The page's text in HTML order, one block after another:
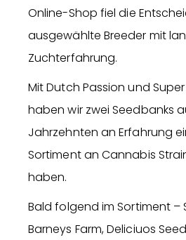
Online-Shop fiel die
ausgewählte Breeder mit
Zuchterfahrung.
Mit Dutch Passion und
haben wir zwei Seedbanks
Jahrzehnten an Erfahrung
Sortiment an Cannabis
haben.
Bald folgend im Sortiment –
Barneys Farm, Deliciuos